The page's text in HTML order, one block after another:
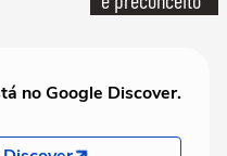
no Google Discover.